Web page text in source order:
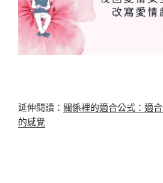
延伸閱讀： 關係裡的適合公式：適
的感覺